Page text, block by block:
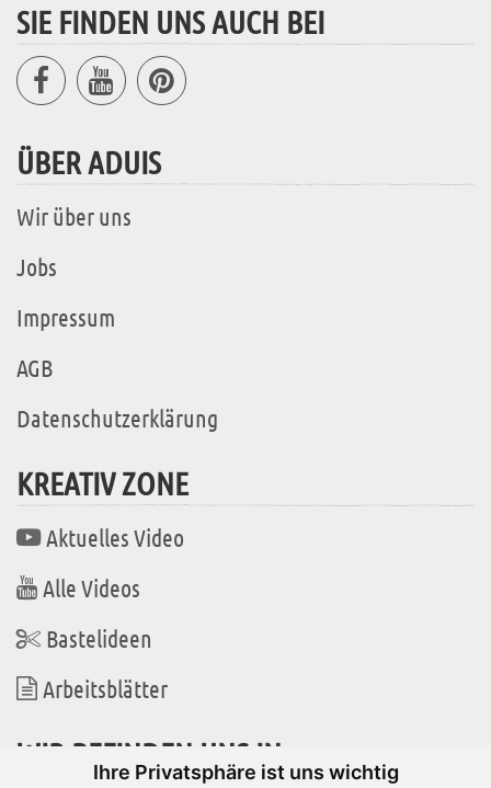
Ihre Privatsphäre ist uns wichtig
SIE FINDEN UNS AUCH BEI
ÜBER ADUIS
Wir über uns
Jobs
Impressum
AGB
Datenschutzerklärung
KREATIV ZONE
Aktuelles Video
Alle Videos
Bastelideen
Arbeitsblätter
WIR BEFINDEN UNS IN